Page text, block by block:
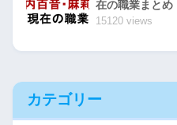
在の職業まとめ
15120 views
カテゴリー